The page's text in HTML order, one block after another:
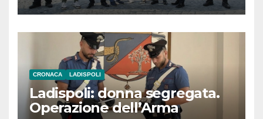
CRONACA LADISPOLI
Ladispoli: donna segregata.
Operazione dell’Arma